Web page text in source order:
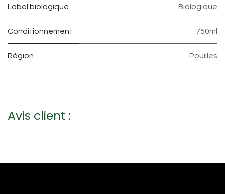
Label biologique Biologique
Conditionnement 750ml
Région Pouilles
Avis client :